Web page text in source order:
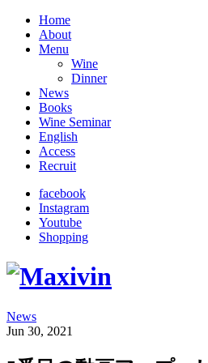
Home
About
Menu
Wine
Dinner
News
Books
Wine Seminar
English
Access
Recruit
facebook
Instagram
Youtube
Shopping
News
Jun 30, 2021